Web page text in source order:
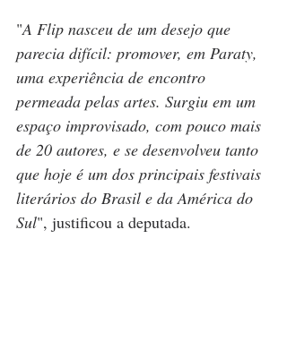
"A Flip nasceu de um desejo que
parecia difícil: promover, em Paraty,
uma experiência de encontro
permeada pelas artes. Surgiu em um
espaço improvisado, com pouco mais
de 20 autores, e se desenvolveu tanto
que hoje é um dos principais festivais
literários do Brasil e da América do
Sul", justificou a deputada.